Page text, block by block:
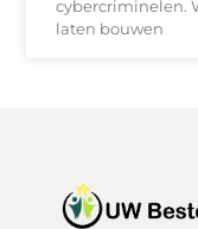
cybercriminelen.
laten bouwen